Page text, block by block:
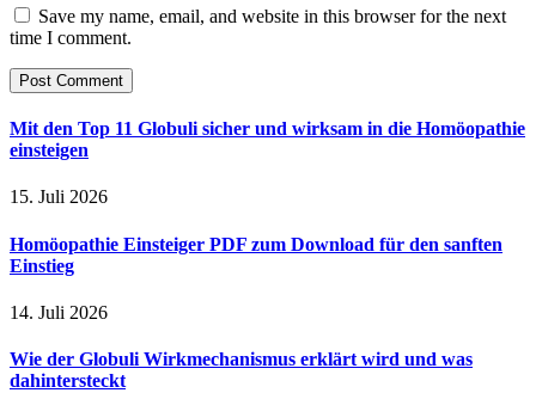
Save my name, email, and website in this browser for the next
time I comment.
Mit den Top 11 Globuli sicher und wirksam in die Homöopathie
einsteigen
15. Juli 2026
Homöopathie Einsteiger PDF zum Download für den sanften
Einstieg
14. Juli 2026
Wie der Globuli Wirkmechanismus erklärt wird und was
dahintersteckt